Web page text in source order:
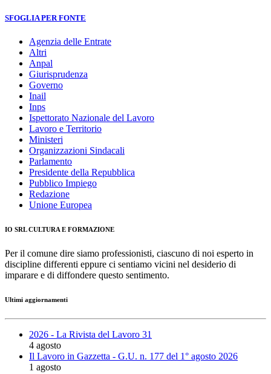
SFOGLIA PER FONTE
Agenzia delle Entrate
Altri
Anpal
Giurisprudenza
Governo
Inail
Inps
Ispettorato Nazionale del Lavoro
Lavoro e Territorio
Ministeri
Organizzazioni Sindacali
Parlamento
Presidente della Repubblica
Pubblico Impiego
Redazione
Unione Europea
IO SRL CULTURA E FORMAZIONE
Per il comune dire siamo professionisti, ciascuno di noi esperto in
discipline differenti eppure ci sentiamo vicini nel desiderio di
imparare e di diffondere questo sentimento.
Ultimi aggiornamenti
2026 - La Rivista del Lavoro 31
4 agosto
Il Lavoro in Gazzetta - G.U. n. 177 del 1° agosto 2026
1 agosto